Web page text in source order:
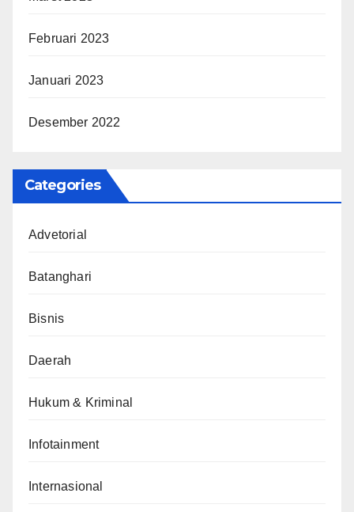
Februari 2023
Januari 2023
Desember 2022
Categories
Advetorial
Batanghari
Bisnis
Daerah
Hukum & Kriminal
Infotainment
Internasional